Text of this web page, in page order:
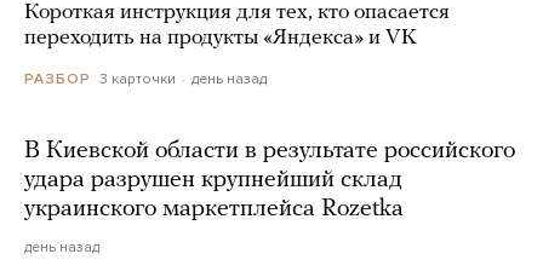
Короткая инструкция для тех, кто опасается
переходить на продукты «Яндекса» и VK
РАЗБОР 3 карточки день назад
В Киевской области в результате российского
удара разрушен крупнейший склад
украинского маркетплейса Rozetka
день назад